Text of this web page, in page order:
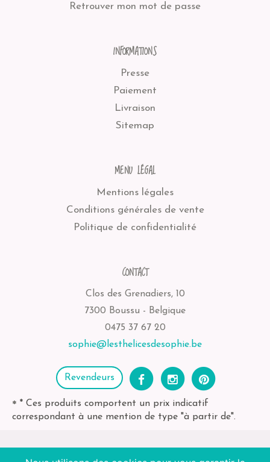
Retrouver mon mot de passe
INFORMATIONS
Presse
Paiement
Livraison
Sitemap
MENU LÉGAL
Mentions légales
Conditions générales de vente
Politique de confidentialité
CONTACT
Clos des Grenadiers, 10
7300 Boussu - Belgique
0475 37 67 20
sophie@lesthelicesdesophie.be
Revendeurs
* * Ces produits comportent un prix indicatif
correspondant à une mention de type "à partir de".